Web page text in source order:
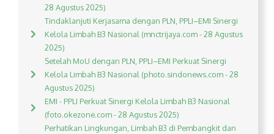
28 Agustus 2025)
Tindaklanjuti Kerjasama dengan PLN, PPLI–EMI Sinergi
Kelola Limbah B3 Nasional (mnctrijaya.com - 28 Agustus
2025)
Setelah MoU dengan PLN, PPLI–EMI Perkuat Sinergi
Kelola Limbah B3 Nasional (photo.sindonews.com - 28
Agustus 2025)
EMI - PPLI Perkuat Sinergi Kelola Limbah B3 Nasional
(foto.okezone.com - 28 Agustus 2025)
Perhatikan Lingkungan, Limbah B3 di Pembangkit dan